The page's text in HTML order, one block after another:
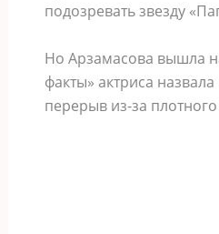
подозревать звезду
Но Арзамасова вышла
факты» актриса
перерыв из-за